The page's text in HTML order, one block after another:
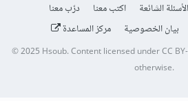
الأسئلة الشائعة اكتب معنا
درّب معنا
بيان الخصوصية مركز المساعدة
© 2025Hsoub.Content licensed underCC
otherwise.